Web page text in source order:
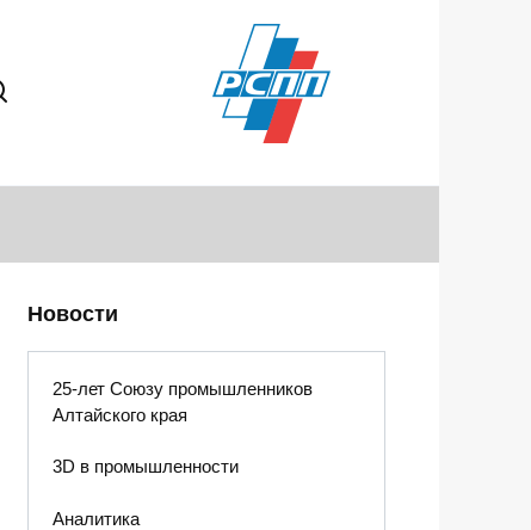
Новости
25-лет Союзу промышленников
Алтайского края
3D в промышленности
Аналитика